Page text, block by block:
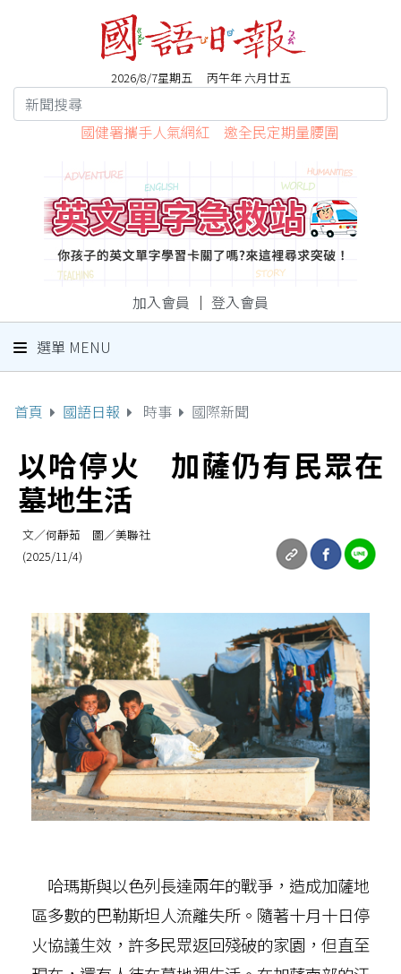
2026/8/7星期五 丙午年 六月廿五
國健署攜手人氣網紅 邀全民定期量腰圍
加入會員 ｜ 登入會員
選單 MENU
首頁 國語日報 時事 國際新聞
以哈停火 加薩仍有民眾在
墓地生活
文／何靜茹 圖／美聯社
(2025/11/4)
哈瑪斯與以色列長達兩年的戰爭，造成加薩地
區多數的巴勒斯坦人流離失所。隨著十月十日停
火協議生效，許多民眾返回殘破的家園，但直至